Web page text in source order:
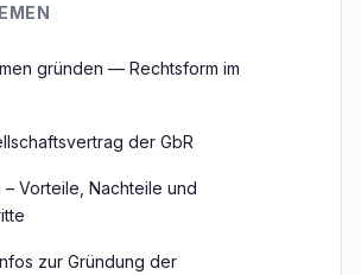
gründen — Rechtsform im
der GbR
– Vorteile, Nachteile und
zur Gründung der